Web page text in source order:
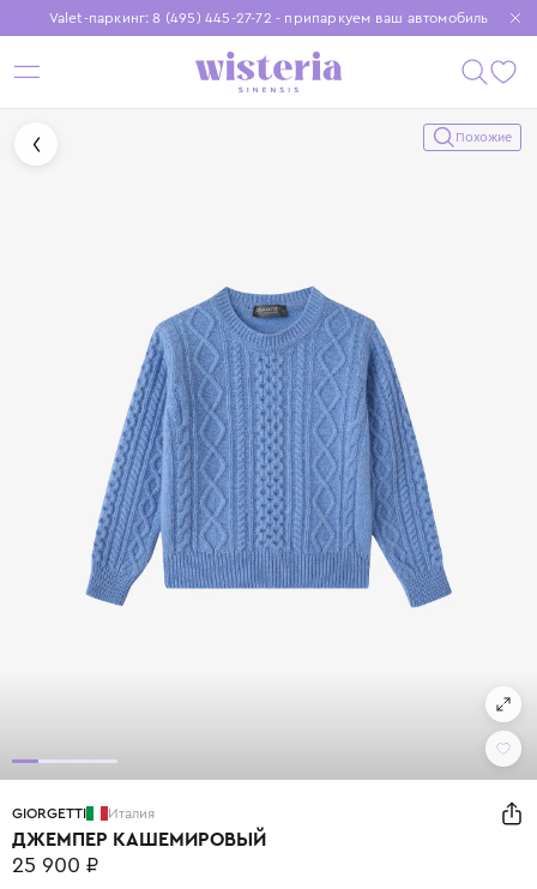
Valet-паркинг: 8 (495) 445-27-72 - припаркуем ваш автомобиль
Бесплатная доставка при заказе от 15 000 ₽
Установите приложение, чтобы покупки были еще удобнее
Похожие
GIORGETTI Италия
ДЖЕМПЕР КАШЕМИРОВЫЙ
25 900 ₽